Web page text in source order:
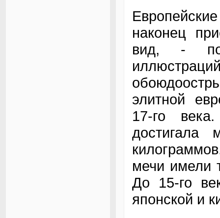
наконец
вид, -
элитной
17-го
мечи имели
До 15-го
японской и